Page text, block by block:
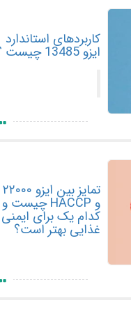
کاربردهای استاندارد
ایزو 13485 چیست ؟
تمایز بین ایزو ۲۲۰۰۰
و HACCP چیست و
کدام یک برای ایمنی
غذایی بهتر است؟